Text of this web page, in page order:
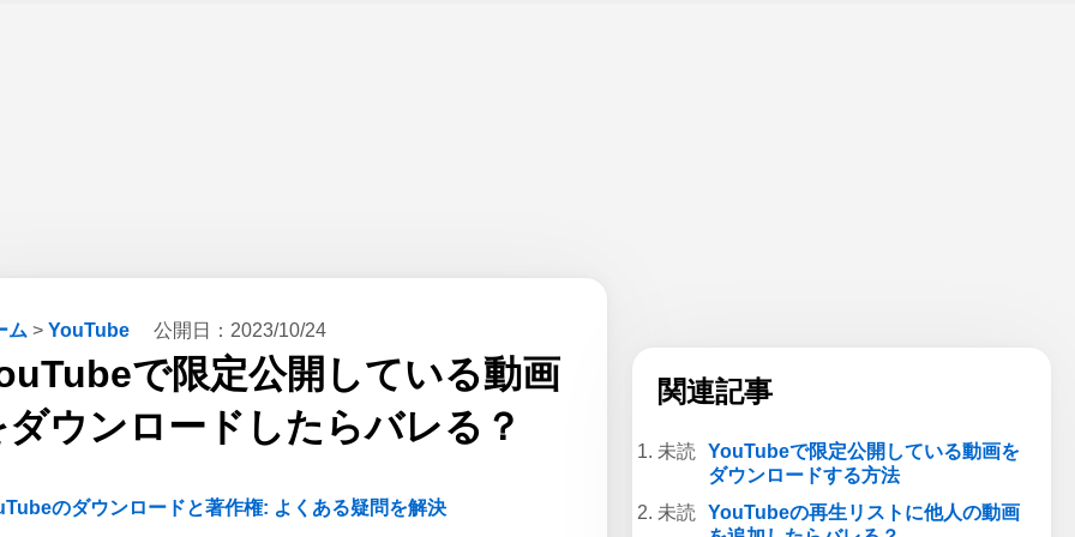
ム > YouTube 公開日： 2023/10/24
で限定公開している動画
ダウンロードしたらバレる？
のダウンロードと著作権: よくある疑問を解決
関連記事
YouTubeで限定公開している動画を
ダウンロードする方法
YouTubeの再生リストに他人の動画